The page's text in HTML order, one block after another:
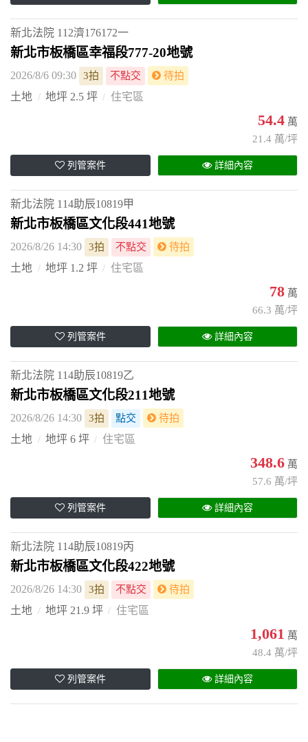
新北法院 112濟176172一
新北市板橋區幸福段777-20地號
2026/8/6 09:30 3拍 不點交 待拍
土地 地坪 2.5 坪 住宅區
54.4 萬
21.4 萬/坪
列管案件 詳細內容
新北法院 114助辰10819甲
新北市板橋區文化段441地號
2026/8/26 14:30 3拍 不點交 待拍
土地 地坪 1.2 坪 住宅區
78 萬
66.3 萬/坪
列管案件 詳細內容
新北法院 114助辰10819乙
新北市板橋區文化段211地號
2026/8/26 14:30 3拍 點交 待拍
土地 地坪 6 坪 住宅區
348.6 萬
57.6 萬/坪
列管案件 詳細內容
新北法院 114助辰10819丙
新北市板橋區文化段422地號
2026/8/26 14:30 3拍 不點交 待拍
土地 地坪 21.9 坪 住宅區
1,061 萬
48.4 萬/坪
列管案件 詳細內容